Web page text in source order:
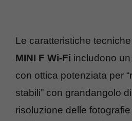
Le caratteristiche
MINI F Wi-Fi includono
con ottica potenziata per
stabili” con grandangolo
risoluzione delle